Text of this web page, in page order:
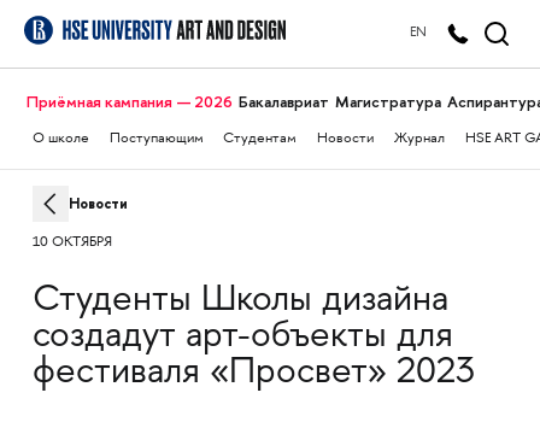
EN
Приёмная кампания — 2026 Бакалавриат Магистратура
О школе Поступающим Студентам Новости Журнал HSE ART
Новости
10 ОКТЯБРЯ
Студенты Школы дизайна
создадут арт-объекты для
фестиваля «Просвет» 2023